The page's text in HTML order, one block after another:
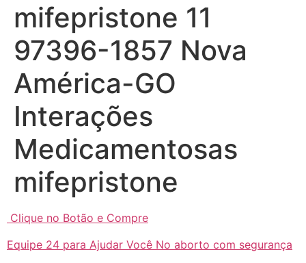
mifepristone 11
97396-1857 Nova
América-GO
Interações
Medicamentosas
mifepristone
Clique no Botão e Compre
Equipe 24 para Ajudar Você No aborto com segurança
... (1998989**** em